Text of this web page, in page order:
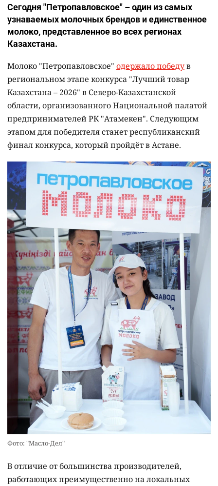
Сегодня "Петропавловское" – один из самых
узнаваемых молочных брендов и единственное
молоко, представленное во всех регионах
Казахстана.
Молоко "Петропавловское" одержало победув
региональном этапе конкурса "Лучший товар
Казахстана – 2026" в Северо-Казахстанской
области, организованного Национальной палатой
предпринимателей РК "Атамекен". Следующим
этапом для победителя станет республиканский
финал конкурса, который пройдёт в Астане.
Фото: "Масло-Дел"
В отличие от большинства производителей,
работающих преимущественно на локальных